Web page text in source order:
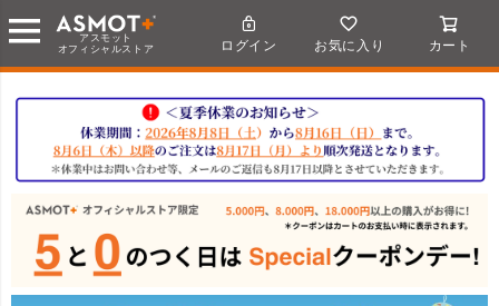
アスモット
オフィシャルストア ログイン お気に入り カート